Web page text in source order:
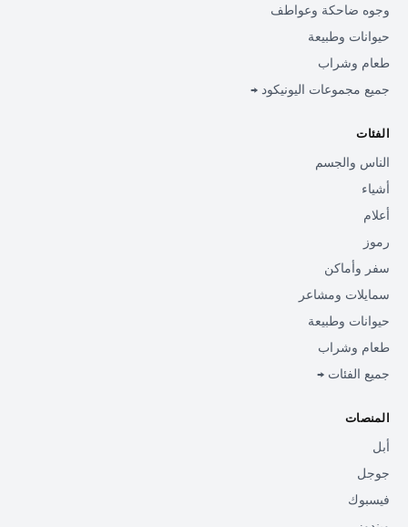
وجوه ضاحكة وعواطف
حيوانات وطبيعة
طعام وشراب
جميع مجموعات اليونيكود →
الفئات
الناس والجسم
أشياء
أعلام
رموز
سفر وأماكن
سمايلات ومشاعر
حيوانات وطبيعة
طعام وشراب
جميع الفئات →
المنصات
أبل
جوجل
فيسبوك